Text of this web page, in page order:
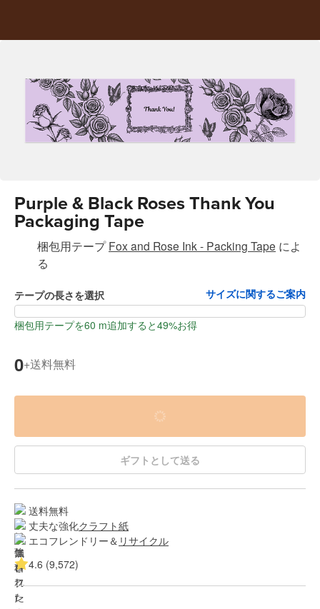
Purple & Black Roses Thank You
Packaging Tape
梱包用テープ Fox and Rose Ink - Packing Tape によ
る
テープの長さを選択 サイズに関するご案内
梱包用テープを60 m追加すると49%お得
0+送料無料
ギフトとして送る
送料無料
丈夫な強化クラフト紙
エコフレンドリー＆ リサイクル
4.6 (9,572)